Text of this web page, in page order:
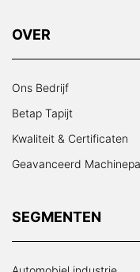
OVER
Ons Bedrijf
Betap Tapijt
Kwaliteit & Certificaten
Geavanceerd
SEGMENTEN